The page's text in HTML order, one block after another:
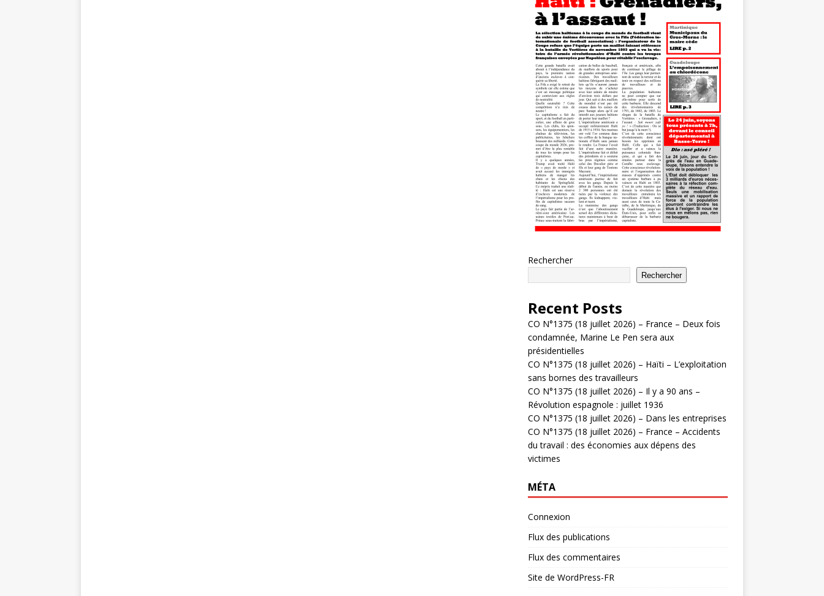
Rechercher
Rechercher
Recent Posts
CO N°1375 (18 juillet 2026) – France – Deux fois
condamnée, Marine Le Pen sera aux
présidentielles
CO N°1375 (18 juillet 2026) – Haïti – L’exploitation
sans bornes des travailleurs
CO N°1375 (18 juillet 2026) – Il y a 90 ans –
Révolution espagnole : juillet 1936
CO N°1375 (18 juillet 2026) – Dans les entreprises
CO N°1375 (18 juillet 2026) – France – Accidents
du travail : des économies aux dépens des
victimes
MÉTA
Connexion
Flux des publications
Flux des commentaires
Site de WordPress-FR